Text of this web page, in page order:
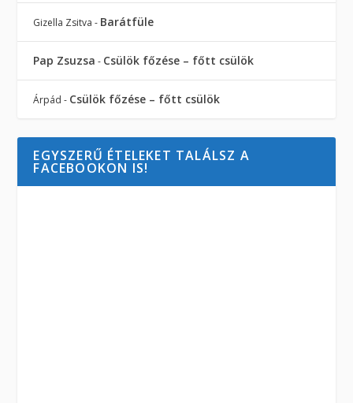
Gizella Zsitva - Barátfüle
Pap Zsuzsa - Csülök főzése – főtt csülök
Árpád - Csülök főzése – főtt csülök
EGYSZERŰ ÉTELEKET TALÁLSZ A
FACEBOOKON IS!